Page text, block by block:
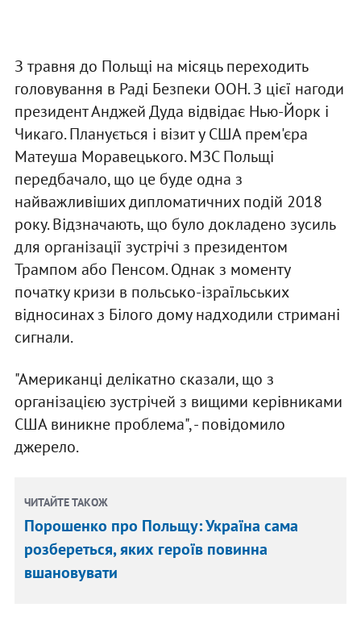
З травня до Польщі на місяць переходить
головування в Раді Безпеки ООН. З цієї нагоди
президент Анджей Дуда відвідає Нью-Йорк і
Чикаго. Планується і візит у США прем'єра
Матеуша Моравецького. МЗС Польщі
передбачало, що це буде одна з
найважливіших дипломатичних подій 2018
року. Відзначають, що було докладено зусиль
для організації зустрічі з президентом
Трампом або Пенсом. Однак з моменту
початку кризи в польсько-ізраїльських
відносинах з Білого дому надходили стримані
сигнали.
"Американці делікатно сказали, що з
організацією зустрічей з вищими керівниками
США виникне проблема", - повідомило
джерело.
ЧИТАЙТЕ ТАКОЖ
Порошенко про Польщу: Україна сама
розбереться, яких героїв повинна
вшановувати